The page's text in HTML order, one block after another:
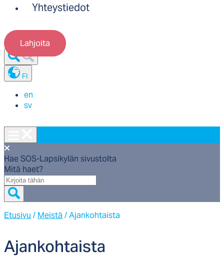
Yhteystiedot
Lahjoita
FI
en
sv
Hae SOS-Lapsikylän sivustolta
Mitä haet?
Mitä
haet?
Etusivu / Meistä /Ajankohtaista
Ajan­koh­tais­ta